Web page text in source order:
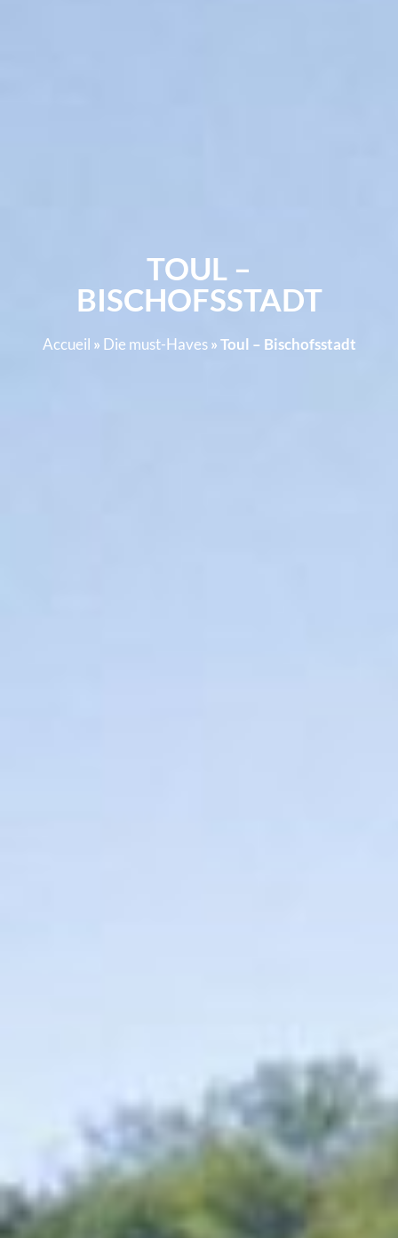
TOUL –
BISCHOFSSTADT
Accueil » Die must-Haves»Toul – Bischofsstadt